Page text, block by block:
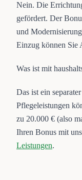
Nein. Die
gefördert. Der
und
Einzug können Sie
Was ist mit
Das ist ein
Pflegeleistungen
zu 20.000 € (also
Ihren Bonus mit
Leistungen.